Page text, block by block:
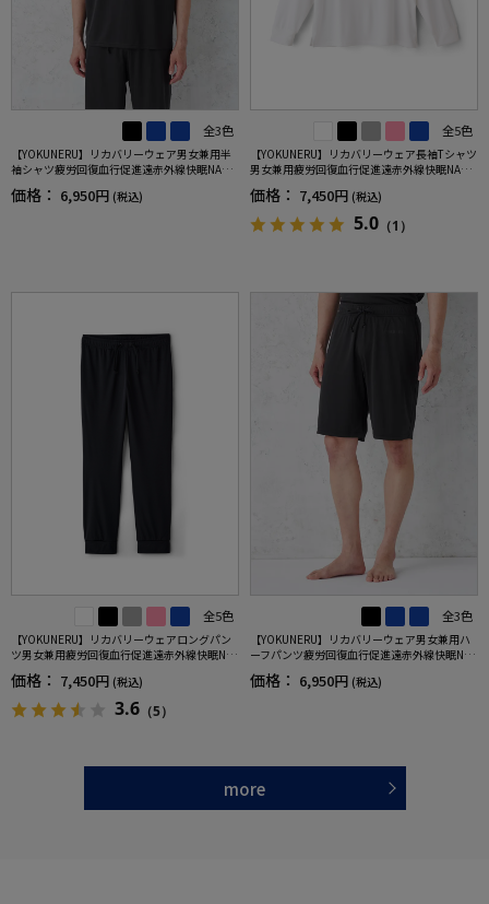
全3色
【YOKUNERU】リカバリーウェア男女兼用半
袖シャツ疲労回復血行促進遠赤外線快眠NANO
MIX(R)【一般医療機器】SS～LLサイズ
価格： 6,950円 (税込)
全5色
【YOKUNERU】リカバリーウェア長袖Tシャツ
男女兼用疲労回復血行促進遠赤外線快眠NANO
MIX(R)【一般医療機器】SS～LLサイズ
価格： 7,450円 (税込)
5.0 （1）
全5色
【YOKUNERU】リカバリーウェアロングパン
ツ男女兼用疲労回復血行促進遠赤外線快眠NA
NOMIX(R)【一般医療機器】SS～LLサイズ
価格： 7,450円 (税込)
3.6 （5）
全3色
【YOKUNERU】リカバリーウェア男女兼用ハ
ーフパンツ疲労回復血行促進遠赤外線快眠NA
NOMIX(R)【一般医療機器】SS～LLサイズ
価格： 6,950円 (税込)
more